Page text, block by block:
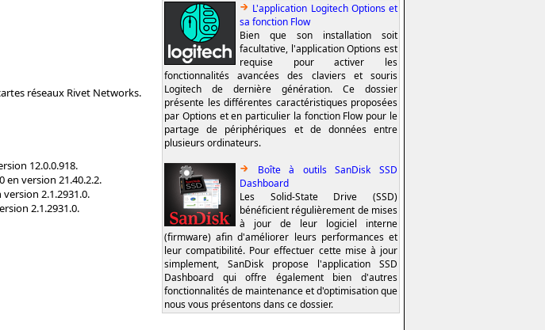
réseaux Rivet Networks.
12.0.0.918.
en version 21.40.2.2.
2.1.2931.0.
2.1.2931.0.
L'application Logitech Options et
sa fonction Flow
Bien que son installation soit
facultative, l'application Options est
requise pour activer les
fonctionnalités avancées des claviers et souris
Logitech de dernière génération. Ce dossier
présente les différentes caractéristiques proposées
par Options et en particulier la fonction Flow pour le
partage de périphériques et de données entre
plusieurs ordinateurs.
Boîte à outils SanDisk SSD
Dashboard
Les Solid-State Drive (SSD)
bénéficient régulièrement de mises
à jour de leur logiciel interne
(firmware) afin d'améliorer leurs performances et
leur compatibilité. Pour effectuer cette mise à jour
simplement, SanDisk propose l'application SSD
Dashboard qui offre également bien d'autres
fonctionnalités de maintenance et d'optimisation que
nous vous présentons dans ce dossier.